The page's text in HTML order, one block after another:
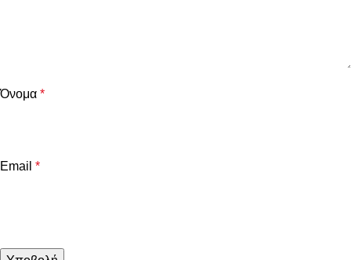
Όνομα *
Email *